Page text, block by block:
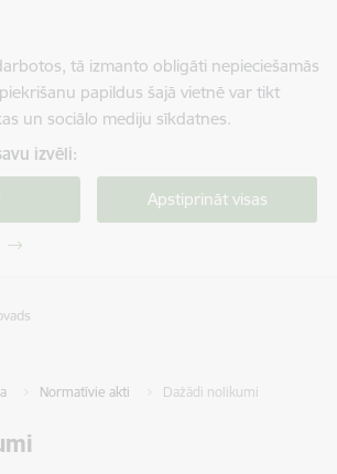
tā izmanto obligāti nepieciešamās
papildus šajā vietnē var tikt
un sociālo mediju sīkdatnes.
izvēli:
Apstiprināt visas
Normatīvie akti Dažādi nolikumi